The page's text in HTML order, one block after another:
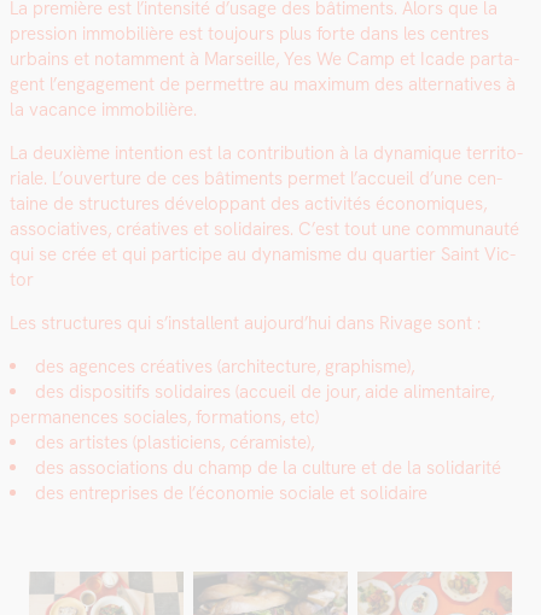
La pre­mière est l’intensité d’usage des bâti­ments. Alors que la
pres­sion immo­bil­ière est tou­jours plus forte dans les cen­tres
urbains et notam­ment à Mar­seille, Yes We Camp et Icade parta­
gent l’en­gage­ment de per­me­t­tre au max­i­mum des alter­na­tives à
la vacance immo­bil­ière.
La deux­ième inten­tion est la con­tri­bu­tion à la dynamique ter­ri­to­
ri­ale. L’ouverture de ces bâti­ments per­met l’ac­cueil d’une cen­
taine de struc­tures dévelop­pant des activ­ités économiques,
asso­cia­tives, créa­tives et sol­idaires. C’est tout une com­mu­nauté
qui se crée et qui par­ticipe au dynamisme du quarti­er Saint Vic­
tor
Les struc­tures qui s’installent aujour­d’hui dans Rivage sont :
des agences créa­tives (archi­tec­ture, graphisme),
des dis­posi­tifs sol­idaires (accueil de jour, aide ali­men­taire,
per­ma­nences sociales, for­ma­tions, etc)
des artistes (plas­ti­ciens, céramiste),
des asso­ci­a­tions du champ de la cul­ture et de la sol­i­dar­ité
des entre­pris­es de l’économie sociale et sol­idaire